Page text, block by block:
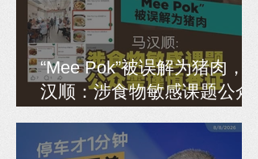
“Mee Pok”被误解为猪肉，马
汉顺：涉食物敏感课题公众